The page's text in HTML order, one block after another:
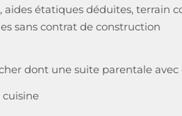
aides étatiques déduites, terrain
sans contrat de construction
dont une suite parentale avec
cuisine